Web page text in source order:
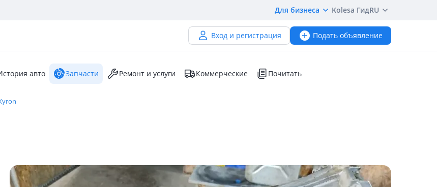
Для бизнеса Kolesa ГидRU
Вход и регистрация Подать объявление
авто Запчасти Ремонт и услуги Коммерческие Почитать